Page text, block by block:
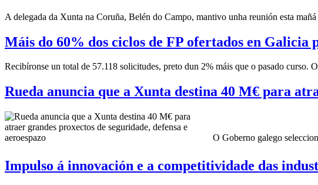
A delegada da Xunta na Coruña, Belén do Campo, mantivo unha reunión esta
Máis do 60% dos ciclos de FP ofertados en
Recibíronse un total de 57.118 solicitudes, preto dun 2% máis que o pasado curso.
Rueda anuncia que a Xunta destina 40 M€ para
O Goberno galego
Impulso á innovación e a competitividade das